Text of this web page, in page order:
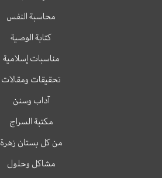
محاسبة النفس
كتابة الوصية
مناسبات إسلامية
تحقيقات ومقالات
آداب وسنن
مكتبة السراج
من كل بستان زهرة
مشاكل وحلول